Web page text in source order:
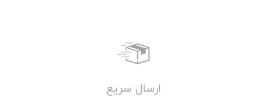
ارسال سریع